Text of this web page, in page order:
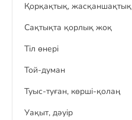
Қорқақтық, жасқаншақтық
Сақтықта қорлық жоқ
Тіл өнері
Той-думан
Туыс-туған, көрші-қолаң
Уақыт, дәуір